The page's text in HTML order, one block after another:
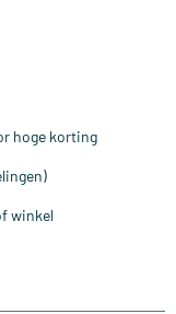
hoge korting
winkel